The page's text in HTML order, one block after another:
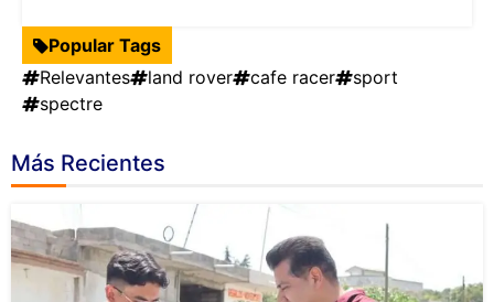
Popular Tags
Relevantes
land rover cafe racer
sport
spectre
Más Recientes